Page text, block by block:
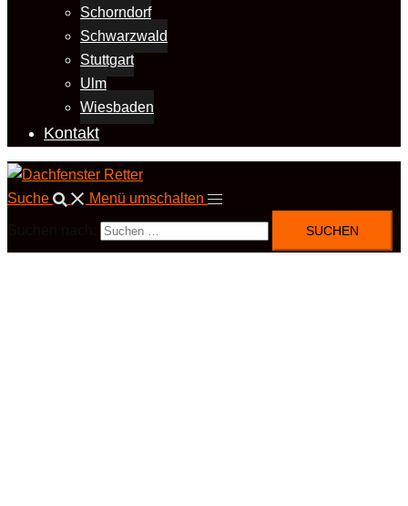
Schorndorf
Schwarzwald
Stuttgart
Ulm
Wiesbaden
Kontakt
Suche Menü umschalten